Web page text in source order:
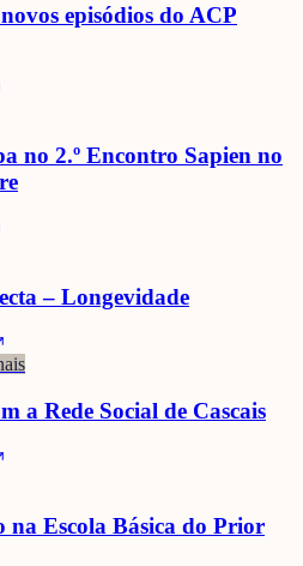
episódios do ACP
no 2.º Encontro Sapien no
– Longevidade
a Rede Social de Cascais
na Escola Básica do Prior